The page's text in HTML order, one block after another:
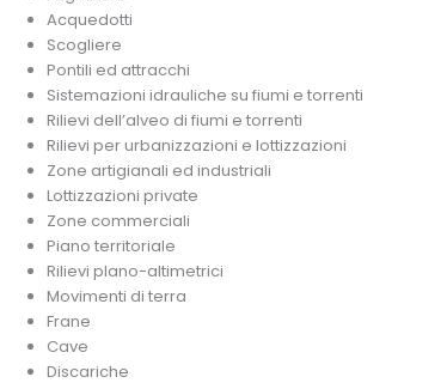
Acquedotti
Scogliere
Pontili ed attracchi
Sistemazioni idrauliche su fiumi e torrenti
Rilievi dell’alveo di fiumi e torrenti
Rilievi per urbanizzazioni e lottizzazioni
Zone artigianali ed industriali
Lottizzazioni private
Zone commerciali
Piano territoriale
Rilievi plano-altimetrici
Movimenti di terra
Frane
Cave
Discariche